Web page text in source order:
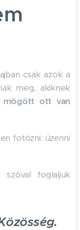
csak azok a
meg, akiknek
mögött ott van
fotózni: üzenni
foglaljuk